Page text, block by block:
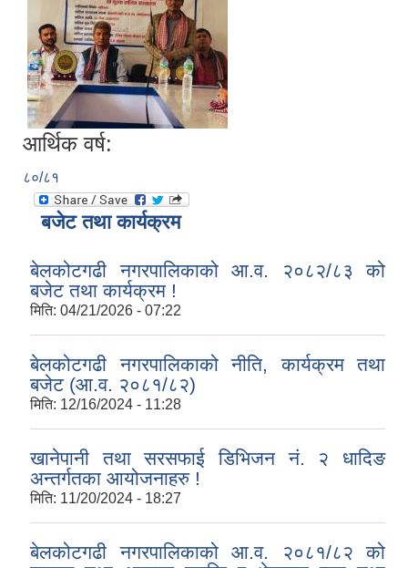
आर्थिक वर्ष:
८०/८१
बजेट तथा कार्यक्रम
बेलकोटगढी नगरपालिकाको आ.व. २०८२/८३ को
बजेट तथा कार्यक्रम !
मिति: 04/21/2026 - 07:22
बेलकोटगढी नगरपालिकाको नीति, कार्यक्रम तथा
बजेट (आ.व. २०८१/८२)
मिति: 12/16/2024 - 11:28
खानेपानी तथा सरसफाई डिभिजन नं. २ धादिङ
अन्तर्गतका आयोजनाहरु !
मिति: 11/20/2024 - 18:27
बेलकोटगढी नगरपालिकाको आ.व. २०८१/८२ को